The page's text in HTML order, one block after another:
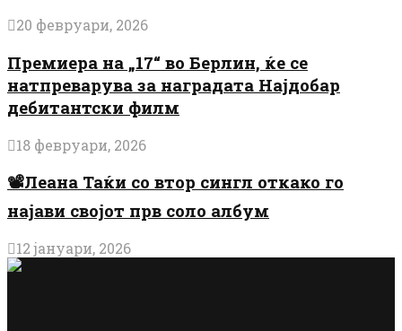
20 февруари, 2026
Премиера на „17“ во Берлин, ќе се
натпреварува за наградата Најдобар
дебитантски филм
18 февруари, 2026
📽️Леана Таќи со втор сингл откако го
најави својот прв соло албум
12 јануари, 2026